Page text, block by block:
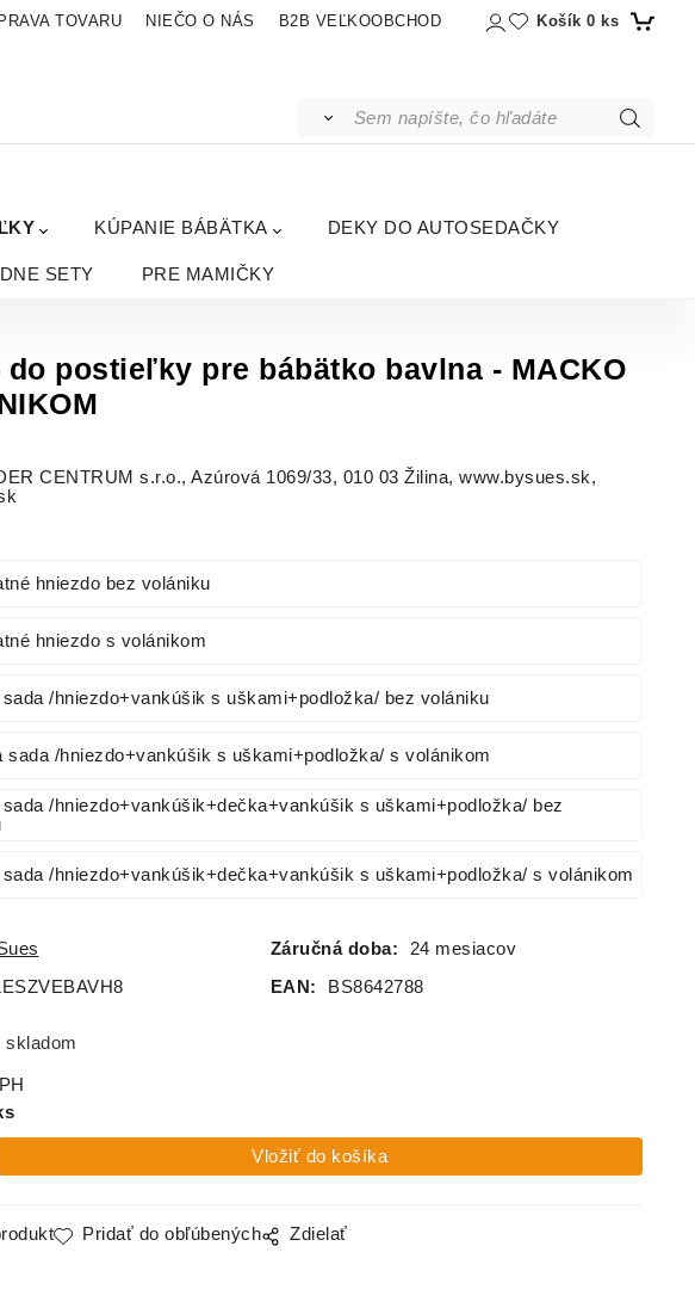
TOVARU NIEČO O NÁS B2B VEĽKOOBCHOD Košík 0 ks
KÚPANIE BÁBÄTKA DEKY DO AUTOSEDAČKY
SETY PRE MAMIČKY
do postieľky pre bábätko bavlna - MACKO
CENTRUM s.r.o., Azúrová 1069/33, 010 03 Žilina, www.bysues.sk,
hniezdo bez volániku
hniezdo s volánikom
sada /hniezdo+vankúšik s uškami+podložka/ bez volániku
sada /hniezdo+vankúšik s uškami+podložka/ s volánikom
sada /hniezdo+vankúšik+dečka+vankúšik s uškami+podložka/ bez
sada /hniezdo+vankúšik+dečka+vankúšik s uškami+podložka/ s volánikom
Záručná doba:
24 mesiacov
EAN: BS8642788
skladom
Pridať do obľúbených Zdielať